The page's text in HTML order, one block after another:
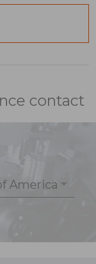
contact
America